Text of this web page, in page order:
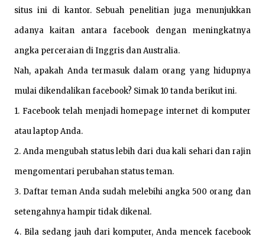
situs ini di kantor. Sebuah penelitian juga menunjukkan
adanya kaitan antara facebook dengan meningkatnya
angka perceraian di Inggris dan Australia.
Nah, apakah Anda termasuk dalam orang yang hidupnya
mulai dikendalikan facebook? Simak 10 tanda berikut ini.
1. Facebook telah menjadi homepage internet di komputer
atau laptop Anda.
2. Anda mengubah status lebih dari dua kali sehari dan rajin
mengomentari perubahan status teman.
3. Daftar teman Anda sudah melebihi angka 500 orang dan
setengahnya hampir tidak dikenal.
4. Bila sedang jauh dari komputer, Anda mencek facebook